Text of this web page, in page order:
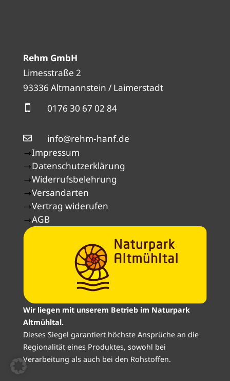
Rehm GmbH
Limesstraße 2
93336 Altmannstein / Laimerstadt
 0176 30 67 02 84
 info@rehm-hanf.de
$Impressum
$Datenschutzerklärung
$Widerrufsbelehrung
$Versandarten
$Vertrag widerufen
$AGB
Wir liegen mit unserem Betrieb im Naturpark
Altmühltal.
Dieses Siegel garantiert höchste Ansprüche an die
Regionalität eines Produktes, sowohl bei
Verarbeitung als auch bei den Rohstoffen.